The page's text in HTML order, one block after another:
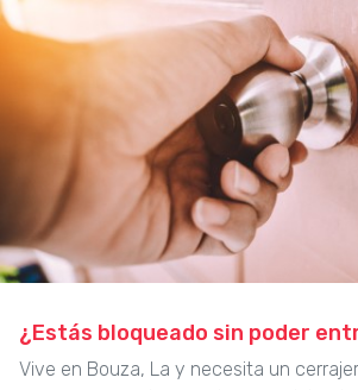
¿Estás bloqueado sin poder
Vive en Bouza, La y necesita un